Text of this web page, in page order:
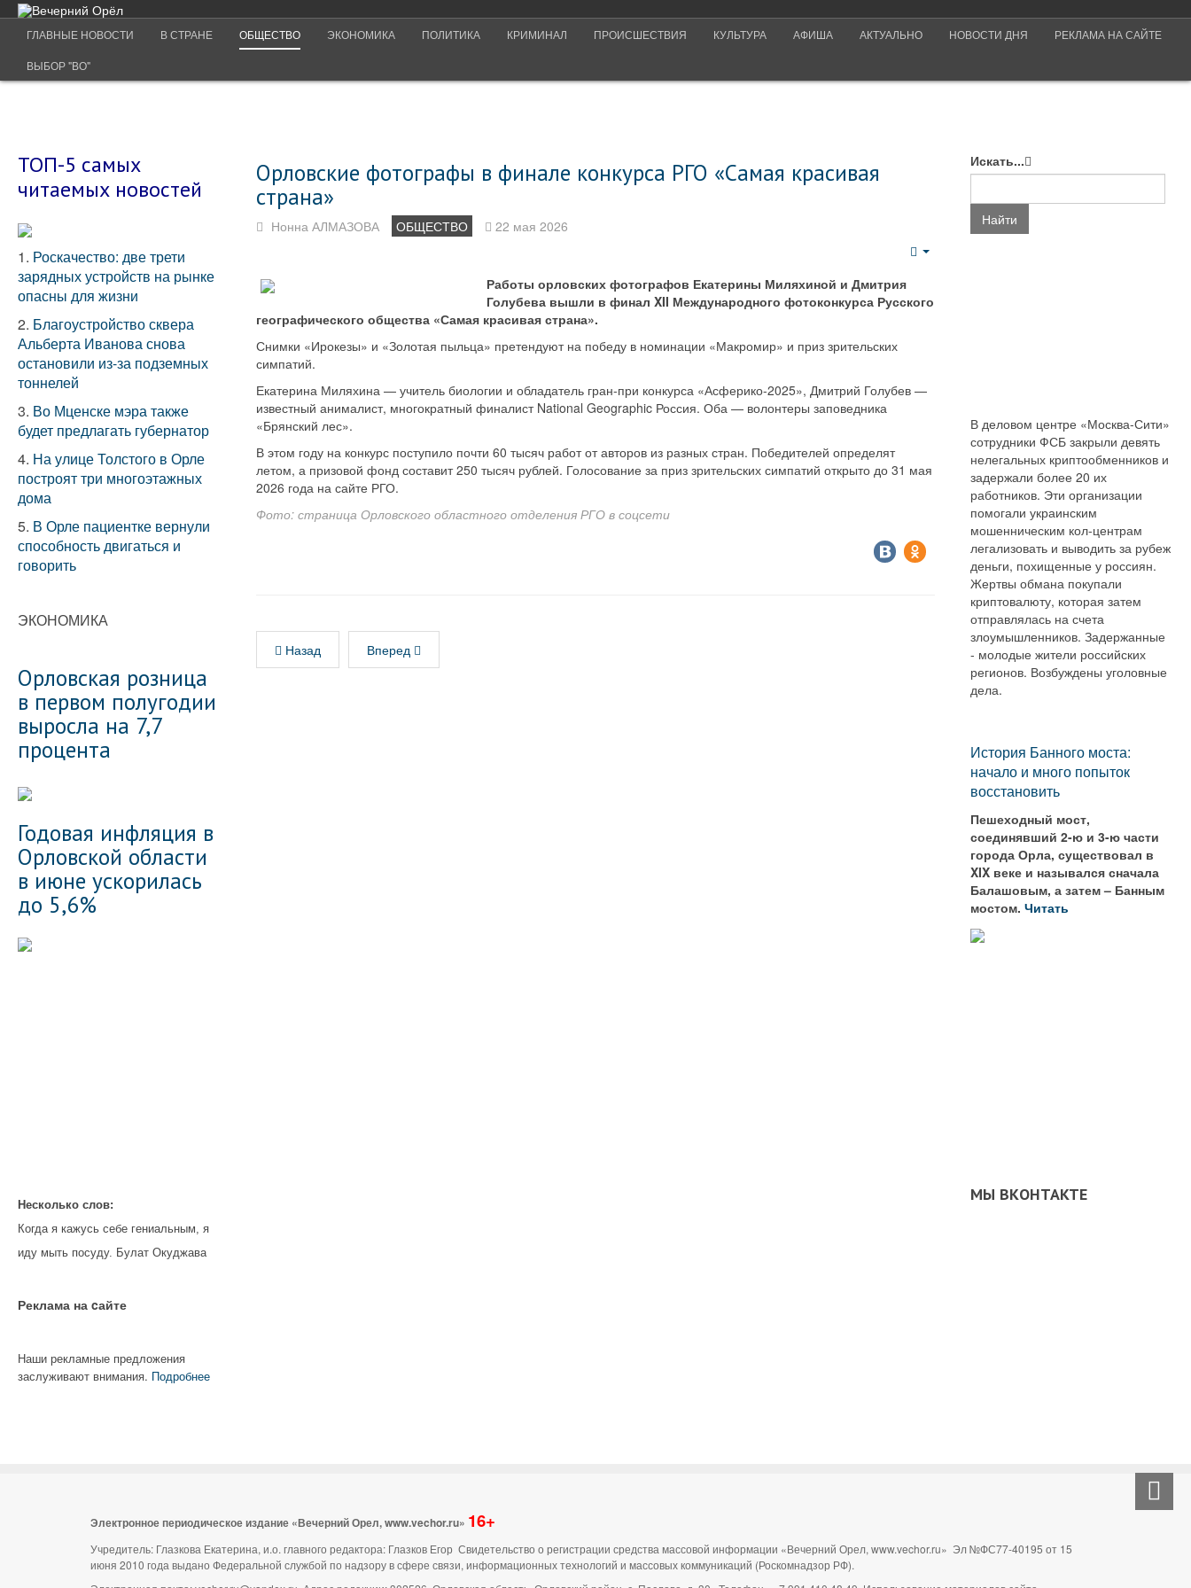
ГЛАВНЫЕ НОВОСТИ В СТРАНЕ ОБЩЕСТВО ЭКОНОМИКА ПОЛИТИКА КРИМИНАЛ ПРОИСШЕСТВИЯ КУЛЬТУРА АФИША АКТУАЛЬНО НОВОСТИ ДНЯ РЕКЛАМА НА САЙТЕ
ВЫБОР "ВО"
Орловские фотографы в финале конкурса РГО «Самая красивая
страна»
Нонна АЛМАЗОВА ОБЩЕСТВО 22 мая 2026
Работы орловских фотографов Екатерины Миляхиной и Дмитрия
Голубева вышли в финал XII Международного фотоконкурса Русского
географического общества «Самая красивая страна».
Снимки «Ирокезы» и «Золотая пыльца» претендуют на победу в номинации «Макромир» и приз зрительских
симпатий.
Екатерина Миляхина — учитель биологии и обладатель гран-при конкурса «Асферико-2025», Дмитрий Голубев —
известный анималист, многократный финалист National Geographic Россия. Оба — волонтеры заповедника
«Брянский лес».
В этом году на конкурс поступило почти 60 тысяч работ от авторов из разных стран. Победителей определят
летом, а призовой фонд составит 250 тысяч рублей. Голосование за приз зрительских симпатий открыто до 31 мая
2026 года на сайте РГО.
Фото: страница Орловского областного отделения РГО в соцсети
Назад Вперед
ТОП-5 самых
читаемых новостей
1. Роскачество: две трети
зарядных устройств на рынке
опасны для жизни
2. Благоустройство сквера
Альберта Иванова снова
остановили из-за подземных
тоннелей
3. Во Мценске мэра также
будет предлагать губернатор
4. На улице Толстого в Орле
построят три многоэтажных
дома
5. В Орле пациентке вернули
способность двигаться и
говорить
ЭКОНОМИКА
Орловская розница
в первом полугодии
выросла на 7,7
процента
Годовая инфляция в
Орловской области
в июне ускорилась
до 5,6%
Несколько слов:
Когда я кажусь себе гениальным, я
иду мыть посуду. Булат Окуджава
Реклама на cайте
Наши рекламные предложения
заслуживают внимания. Подробнее
Искать...
Найти
В деловом центре «Москва-Сити»
сотрудники ФСБ закрыли девять
нелегальных криптообменников и
задержали более 20 их
работников. Эти организации
помогали украинским
мошенническим кол-центрам
легализовать и выводить за рубеж
деньги, похищенные у россиян.
Жертвы обмана покупали
криптовалюту, которая затем
отправлялась на счета
злоумышленников. Задержанные
- молодые жители российских
регионов. Возбуждены уголовные
дела.
История Банного моста:
начало и много попыток
восстановить
Пешеходный мост,
соединявший 2-ю и 3-ю части
города Орла, существовал в
XIX веке и назывался сначала
Балашовым, а затем – Банным
мостом.Читать
МЫ ВКОНТАКТЕ
Электронное периодическое издание «Вечерний Орел, www.vechor.ru» 16+
Учредитель: Глазкова Екатерина, и.о. главного редактора: Глазков Егор Свидетельство о регистрации средства массовой информации «Вечерний Орел, www.vechor.ru» Эл №ФС77-40195 от 15
июня 2010 года выдано Федеральной службой по надзору в сфере связи, информационных технологий и массовых коммуникаций (Роскомнадзор РФ).